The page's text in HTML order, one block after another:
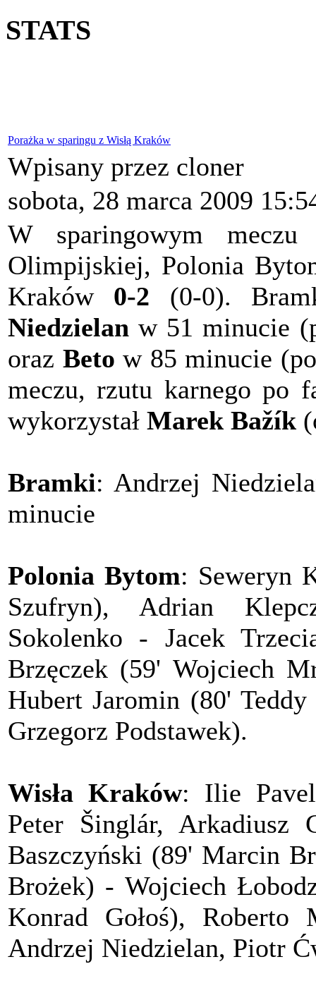
STATS
Porażka w sparingu z Wisłą Kraków
Wpisany przez cloner
sobota, 28 marca 2009
W sparingowym
Olimpijskiej, Polonia
Kraków 0-2 (0-0).
Niedzielan w 51 minucie
oraz Beto w 85 minucie
meczu, rzutu karnego po
wykorzystał Marek Bažík
Bramki: Andrzej
minucie
Polonia Bytom: Seweryn
Szufryn), Adrian
Sokolenko - Jacek
Brzęczek (59' Wojciech
Hubert Jaromin (80'
Grzegorz Podstawek).
Wisła Kraków: Ilie
Peter Šinglár, Arkadiusz
Baszczyński (89' Marcin
Brożek) - Wojciech
Konrad Gołoś), Roberto
Andrzej Niedzielan, Piotr